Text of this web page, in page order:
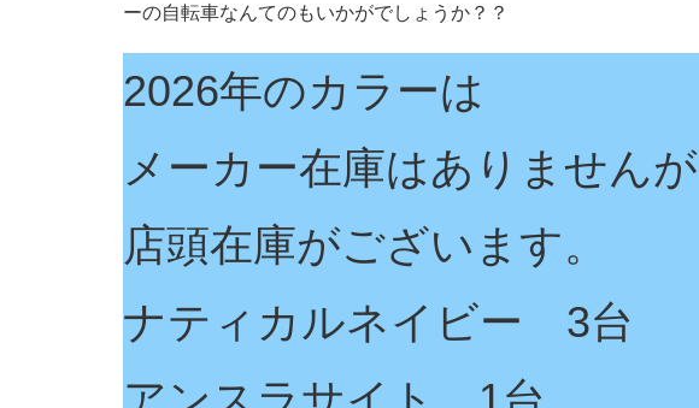
ーの自転車なんてのもいかがでしょうか？？
2026年のカラーは
メーカー在庫はありませんが
店頭在庫がございます。
ナティカルネイビー 3台